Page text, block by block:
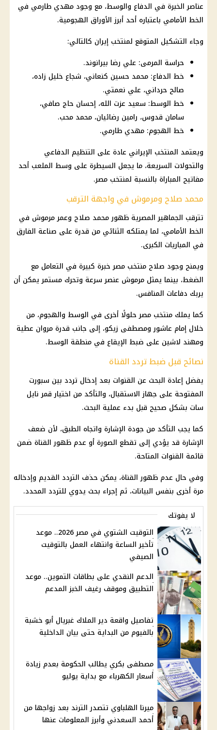
عناصر الخبرة في الدفاع والوسط، مع وجود مهدي طارمي في
الخط الأمامي باعتباره أحد أبرز الأوراق الهجومية.
وجاء التشكيل المتوقع لمنتخب إيران كالتالي:
حراسة المرمى: علي رضا بيرانوند.
خط الدفاع: محمد حسين كنعاني، شجاع خليل زاده،
صالح حرداني، علي نعمتي.
خط الوسط: سعيد عزت الله، إحسان حاج صافي،
سامان قدوس، رامين رضائيان، محمد محب.
خط الهجوم: مهدي طارمي.
ويعتمد المنتخب الإيراني عادة على التنظيم الدفاعي
والتحولات السريعة، ما يجعل السيطرة على وسط الملعب أحد
مفاتيح المباراة بالنسبة لمنتخب مصر.
محمد صلاح ومرموش في واجهة الترقب
تترقب الجماهير المصرية ظهورمحمد صلاح وعمر مرموش في
الخط الأمامي، لما يمتلكه الثنائي من قدرة على صناعة الفارق
في المباريات الكبرى.
ويمنح وجود صلاح منتخب مصرخبرة كبيرة في التعامل مع
الضغط، بينما يمثل مرموش عنصر سرعة وتحرك مستمر يمكن أن
يربك دفاعات المنافس.
كما يملك منتخب مصرحلولًا أخرى في الوسط والهجوم، من
خلال إمام عاشور ومصطفى زيكو، إلى جانب قدرة مروان عطية
ومهند لاشين على ضبط الإيقاع في منطقة الوسط.
نصائح قبل ضبط تردد القناة
يفضل إعادة البحث عن القنوات بعد إدخال تردد بين سبورت
المفتوحة على جهاز الاستقبال، والتأكد من اختيار قمر نايل
سات بشكل صحيح قبل بدء عملية البحث.
كما يجب التأكد من جودة الإشارة واتجاه الطبق، لأن ضعف
الإشارة قد يؤدي إلى تقطع الصورة أو عدم ظهور القناة ضمن
قائمة القنوات المتاحة.
وفي حال عدم ظهور القناة، يمكن حذف التردد القديم وإدخاله
مرة أخرى بنفس البيانات، ثم إجراء بحث يدوي للتردد المحدد.
لا يفوتك
التوقيت الشتوي في مصر 2026.. موعد
تأخير الساعة وانتهاء العمل بالتوقيت
الصيفي
الدعم النقدي على بطاقات التموين.. موعد
التطبيق وموقف رغيف الخبز المدعم
تفاصيل واقعة دير الملاك غبريال أبو خشبة
بالفيوم من البداية حتى بيان الداخلية
مصطفى بكري يطالب الحكومة بعدم زيادة
أسعار الكهرباء مع بداية يوليو
ميرنا الهلباوي تتصدر الترند بعد زواجها من
أحمد السعدني وأبرز المعلومات عنها